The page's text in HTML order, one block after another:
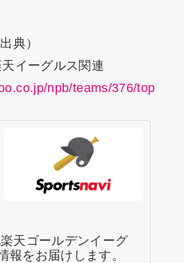
典）
イーグルス関連
npb/teams/376/top
天ゴールデンイーグ
報をお届けします。